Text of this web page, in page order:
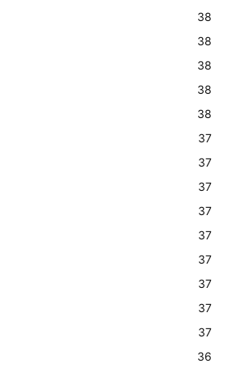
38
38
38
38
38
37
37
37
37
37
37
37
37
37
36